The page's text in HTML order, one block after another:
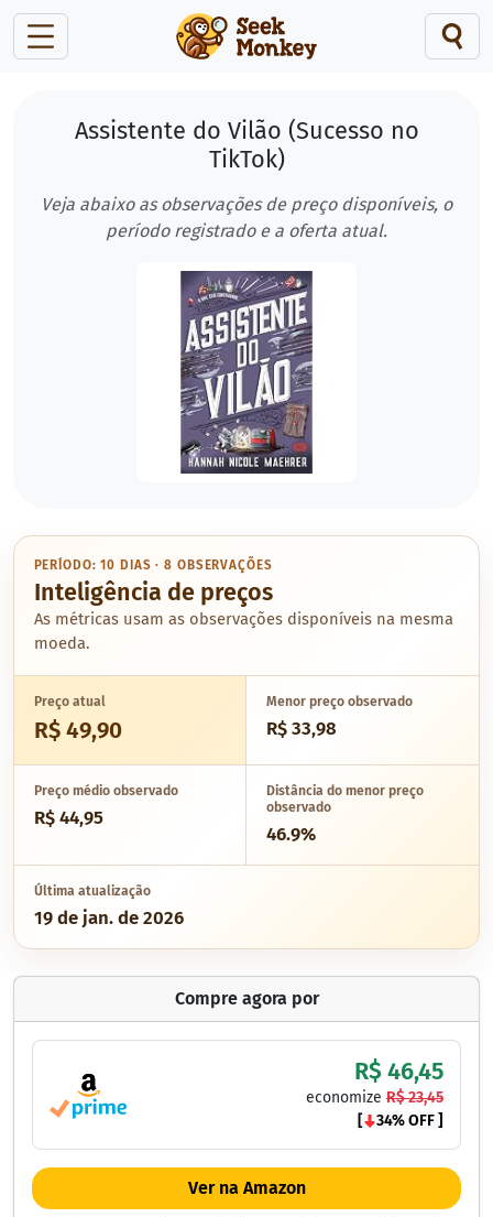
Assistente do Vilão (Sucesso no
TikTok)
Veja abaixo as observações de preço disponíveis, o
período registrado e a oferta atual.
PERÍODO: 10 DIAS · 8 OBSERVAÇÕES
Inteligência de preços
As métricas usam as observações disponíveis na mesma
moeda.
Preço atual
R$ 49,90
Menor preço observado
R$ 33,98
Preço médio observado
R$ 44,95
Distância do menor preço
observado
46.9%
Última atualização
19 de jan. de 2026
Compre agora por
R$ 46,45
economize R$ 23,45
[
34% OFF ]
Ver na Amazon